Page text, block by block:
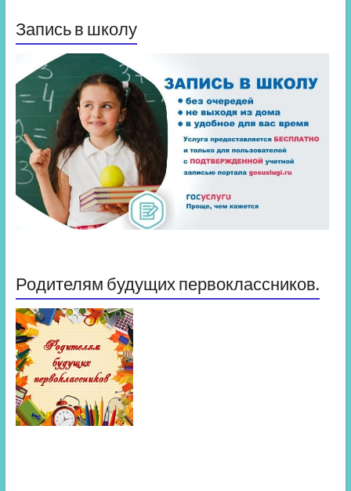
Запись в школу
Родителям будущих первоклассников.